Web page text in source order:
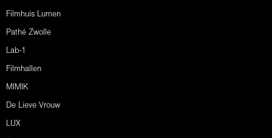
Filmhuis Lumen
Pathé Zwolle
Lab-1
Filmhallen
MIMIK
De Lieve Vrouw
LUX